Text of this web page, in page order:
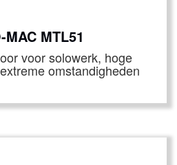
MAC MTL51
voor solowerk, hoge
omstandigheden